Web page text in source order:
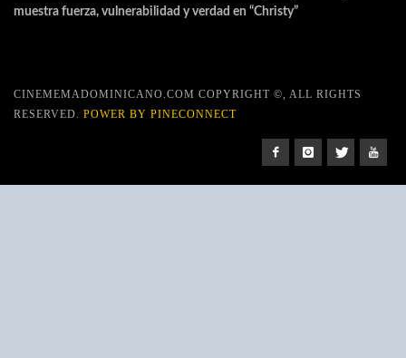
muestra fuerza, vulnerabilidad y verdad en “Christy”
CINEMEMADOMINICANO.COM COPYRIGHT ©, ALL RIGHTS
RESERVED. POWER BY PINECONNECT